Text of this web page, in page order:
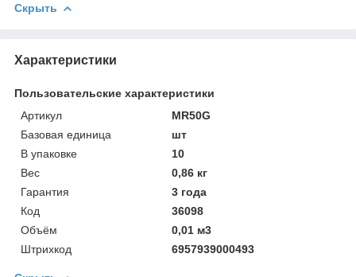
Скрыть
Характеристики
Пользовательские характеристики
Артикул
MR50G
Базовая единица
шт
В упаковке
10
Вес
0,86 кг
Гарантия
3 года
Код
36098
Объём
0,01 м3
Штрихкод
6957939000493